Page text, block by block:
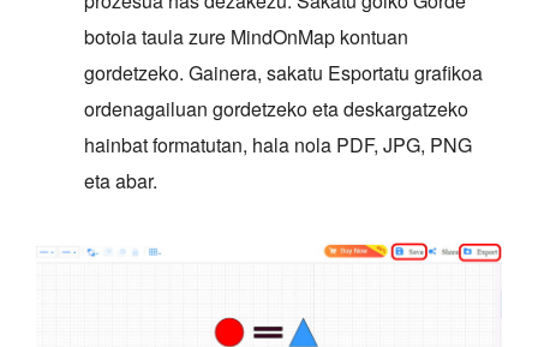
botoia taula zure MindOnMap kontuan
gordetzeko. Gainera, sakatu Esportatu grafikoa
ordenagailuan gordetzeko eta deskargatzeko
hainbat formatutan, hala nola PDF, JPG, PNG
eta abar.